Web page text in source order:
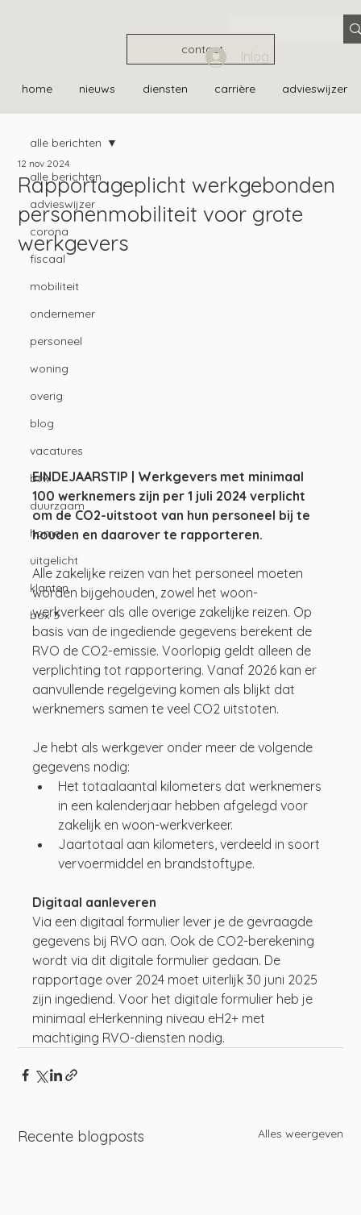
contact
home nieuws diensten carrière advieswijzer
Inloggen
alle berichten
advieswijzer
corona
fiscaal
mobiliteit
ondernemer
personeel
woning
overig
blog
vacatures
btw
duurzaam
home
uitgelicht
klanten
box 3
alle berichten
Rapportageplicht werkgebonden
personenmobiliteit voor grote
werkgevers
12 nov 2024
EINDEJAARSTIP | Werkgevers met minimaal
100 werknemers zijn per 1 juli 2024 verplicht
om de CO2-uitstoot van hun personeel bij te
houden en daarover te rapporteren.
Alle zakelijke reizen van het personeel moeten
worden bijgehouden, zowel het woon-
werkverkeer als alle overige zakelijke reizen. Op
basis van de ingediende gegevens berekent de
RVO de CO2-emissie. Voorlopig geldt alleen de
verplichting tot rapportering. Vanaf 2026 kan er
aanvullende regelgeving komen als blijkt dat
werknemers samen te veel CO2 uitstoten.
Je hebt als werkgever onder meer de volgende
gegevens nodig:
Het totaalaantal kilometers dat werknemers
in een kalenderjaar hebben afgelegd voor
zakelijk en woon-werkverkeer.
Jaartotaal aan kilometers, verdeeld in soort
vervoermiddel en brandstoftype.
Digitaal aanleveren
Via een digitaal formulier lever je de gevraagde
gegevens bij RVO aan. Ook de CO2-berekening
wordt via dit digitale formulier gedaan. De
rapportage over 2024 moet uiterlijk 30 juni 2025
zijn ingediend. Voor het digitale formulier heb je
minimaal eHerkenning niveau eH2+ met
machtiging RVO-diensten nodig.
Recente blogposts Alles weergeven